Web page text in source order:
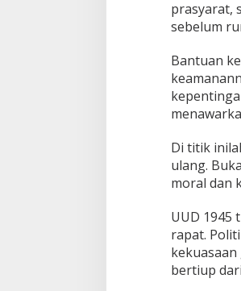
prasyarat,
sebelum
Bantuan
Di titik
ulang.
moral dan
UUD 1945
rapat.
bertiup